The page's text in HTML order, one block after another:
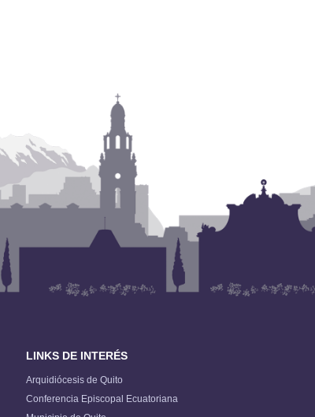
LINKS DE INTERÉS
Arquidiócesis de Quito
Conferencia Episcopal Ecuatoriana